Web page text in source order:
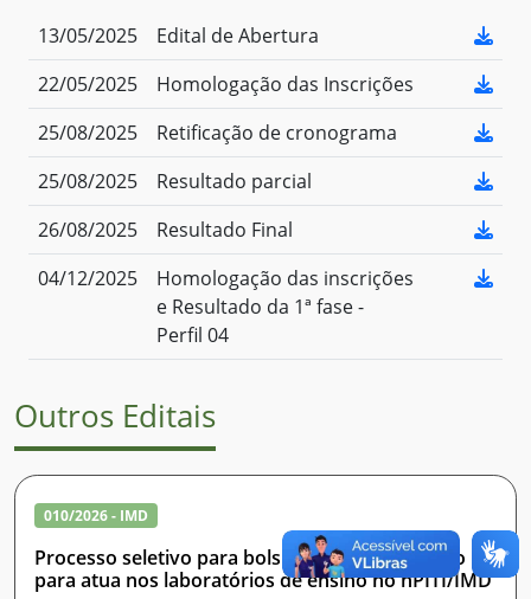
13/05/2025
Edital de Abertura
22/05/2025
Homologação das Inscrições
25/08/2025
Retificação de cronograma
25/08/2025
Resultado parcial
26/08/2025
Resultado Final
04/12/2025
Homologação das inscrições
e Resultado da 1ª fase -
Perfil 04
Outros Editais
010/2026 - IMD
Processo seletivo para bolsista de apoio técnico
para atua nos laboratórios de ensino no nPITI/IMD